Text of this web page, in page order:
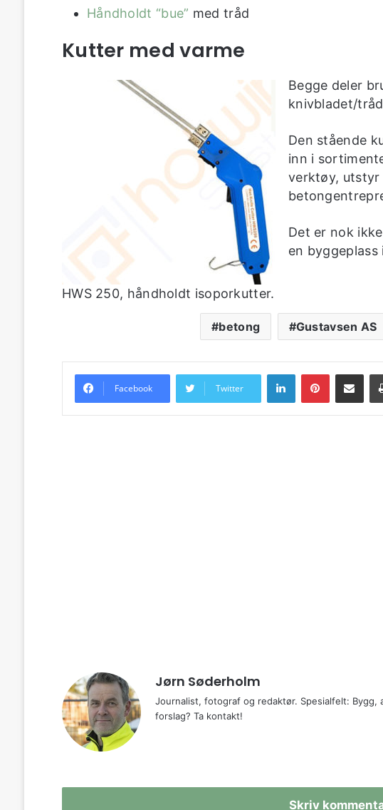
Håndholdt “bue” med tråd
Kutter med varme
HWS 250, håndholdt isoporkutter.
Begge deler
knivbladet/
Den stående
inn i
verktøy, utstyr
Det er nok
en
betong Gustavsen AS
Facebook Twitter
LinkedInPinterestShare via
Jørn Søderholm
Journalist, fotograf og redaktør. Spesialfelt:
forslag? Ta kontakt!
Skriv